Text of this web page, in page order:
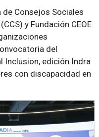
de Consejos Sociales
y Fundación CEOE
del
Inclusion, edición Indra
con discapacidad en